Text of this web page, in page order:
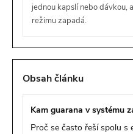
jednou kapslí nebo dávkou,
režimu zapadá.
Obsah článku
Kam guarana v systému
Proč se často řeší spolu s